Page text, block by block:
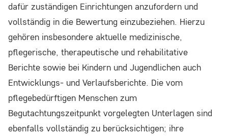
dafür zuständigen Einrichtungen anzufordern und
vollständig in die Bewertung einzubeziehen. Hierzu
gehören insbesondere aktuelle medizinische,
pflegerische, therapeutische und rehabilitative
Berichte sowie bei Kindern und Jugendlichen auch
Entwicklungs- und Verlaufsberichte. Die vom
pflegebedürftigen Menschen zum
Begutachtungszeitpunkt vorgelegten Unterlagen sind
ebenfalls vollständig zu berücksichtigen; ihre